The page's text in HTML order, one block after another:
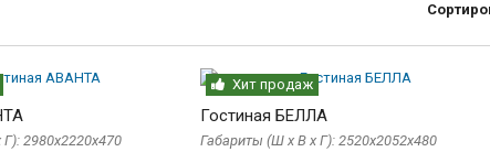
2980х2220х470
Хит продаж
Гостиная БЕЛЛА
Габариты (Ш x В x Г): 2520х2052х480